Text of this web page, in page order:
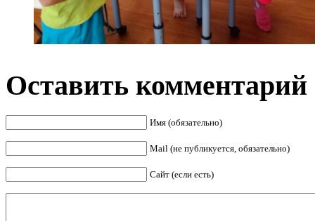
Оставить комментарий
Имя (обязательно)
Mail (не публикуется, обязательно)
Сайт (если есть)